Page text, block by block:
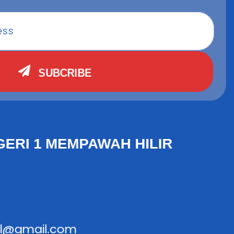
SUBCRIBE
1 MEMPAWAH HILIR